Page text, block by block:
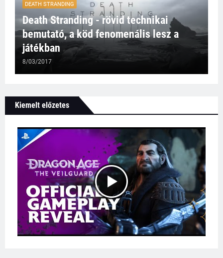
DEATH STRANDING
Death Stranding - rövid technikai
bemutató, a köd fenomenális lesz a
játékban
8/03/2017
Kiemelt előzetes